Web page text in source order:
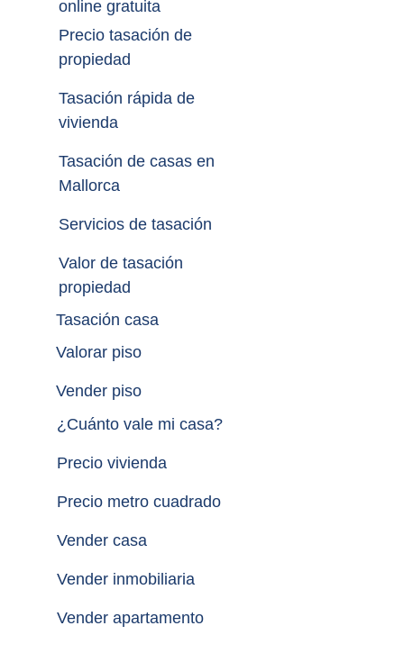
online gratuita
Precio tasación de
propiedad
Tasación rápida de
vivienda
Tasación de casas en
Mallorca
Servicios de tasación
Valor de tasación
propiedad
Tasación casa
Valorar piso
¿Cuánto vale mi casa?
Precio vivienda
Precio metro cuadrado
Vender casa
Vender inmobiliaria
Vender apartamento
Vender piso